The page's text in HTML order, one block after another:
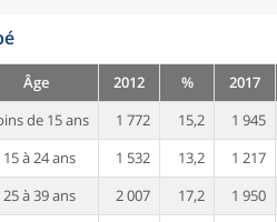
Âge 2012 % 2017
de 15 ans
1 772 15,2 1 945
15 à 24 ans
1 532 13,2 1 217
25 à 39 ans
2 007 17,2 1 950